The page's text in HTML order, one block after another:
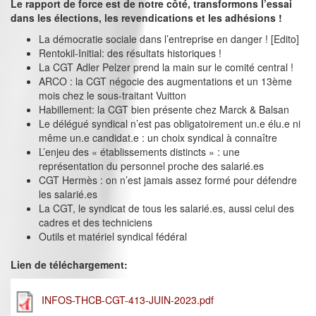
Le rapport de force est de notre côté, transformons l’essai
dans les élections, les revendications et les adhésions !
La démocratie sociale dans l’entreprise en danger ! [Edito]
Rentokil-Initial: des résultats historiques !
La CGT Adler Pelzer prend la main sur le comité central !
ARCO : la CGT négocie des augmentations et un 13ème
mois chez le sous-traitant Vuitton
Habillement: la CGT bien présente chez Marck & Balsan
Le délégué syndical n’est pas obligatoirement un.e élu.e ni
même un.e candidat.e : un choix syndical à connaître
L’enjeu des « établissements distincts » : une
représentation du personnel proche des salarié.es
CGT Hermès : on n’est jamais assez formé pour défendre
les salarié.es
La CGT, le syndicat de tous les salarié.es, aussi celui des
cadres et des techniciens
Outils et matériel syndical fédéral
Lien de téléchargement:
INFOS-THCB-CGT-413-JUIN-2023.pdf